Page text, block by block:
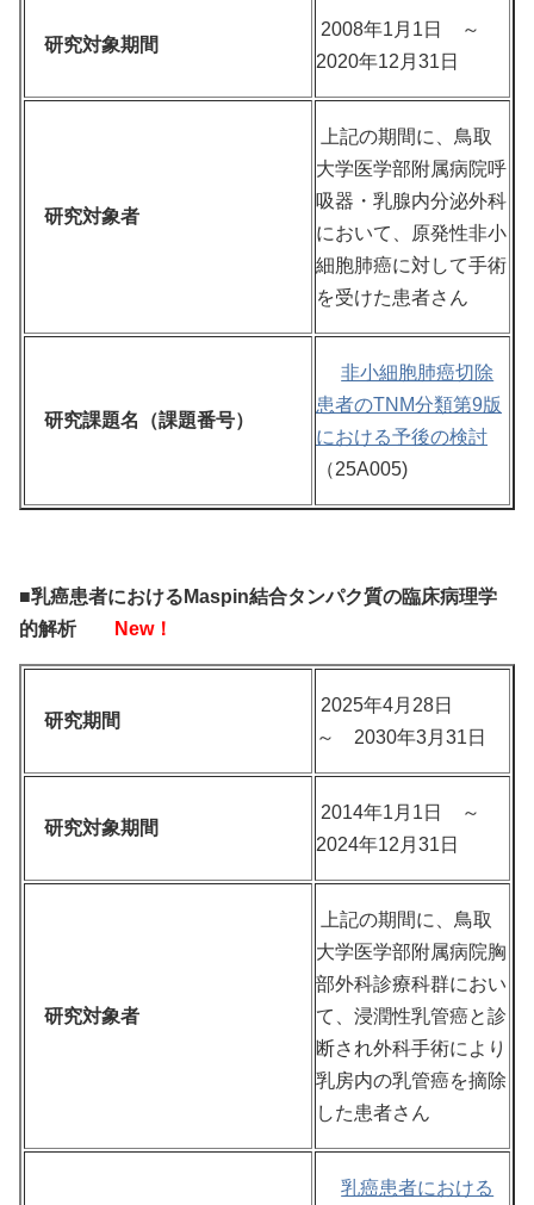
研究対象期間
2008年1月1日 ～
2020年12月31日
研究対象者
上記の期間に、鳥取
大学医学部附属病院呼
吸器・乳腺内分泌外科
において、原発性非小
細胞肺癌に対して手術
を受けた患者さん
研究課題名（課題番号）
非小細胞肺癌切除
患者のTNM分類第9版
における予後の検討
（25A005)
■乳癌患者におけるMaspin結合タンパク質の臨床病理学
的解析
New！
研究期間
2025年4月28日
～ 2030年3月31日
研究対象期間
2014年1月1日 ～
2024年12月31日
研究対象者
上記の期間に、鳥取
大学医学部附属病院胸
部外科診療科群におい
て、浸潤性乳管癌と診
断され外科手術により
乳房内の乳管癌を摘除
した患者さん
乳癌患者における